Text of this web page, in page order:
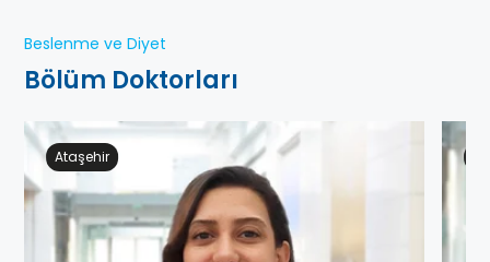
Beslenme ve Diyet
Bölüm Doktorları
Ataşehir